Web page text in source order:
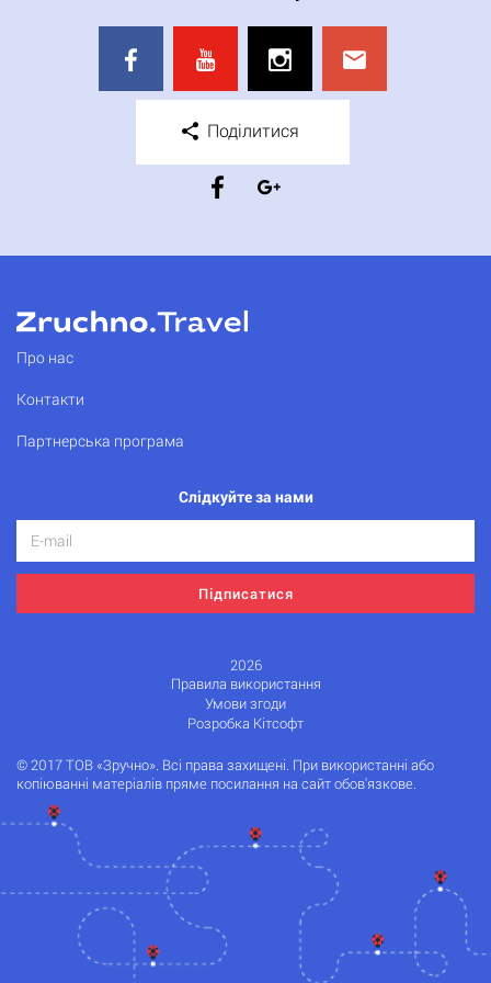
Поділитися
Про нас
Контакти
Партнерська програма
Слідкуйте за нами
Підписатися
2026
Правила використання
Умови згоди
Розробка Кітсофт
© 2017 ТОВ «Зручно». Всі права захищені. При використанні або
копіюванні матеріалів пряме посилання на сайт обов'язкове.